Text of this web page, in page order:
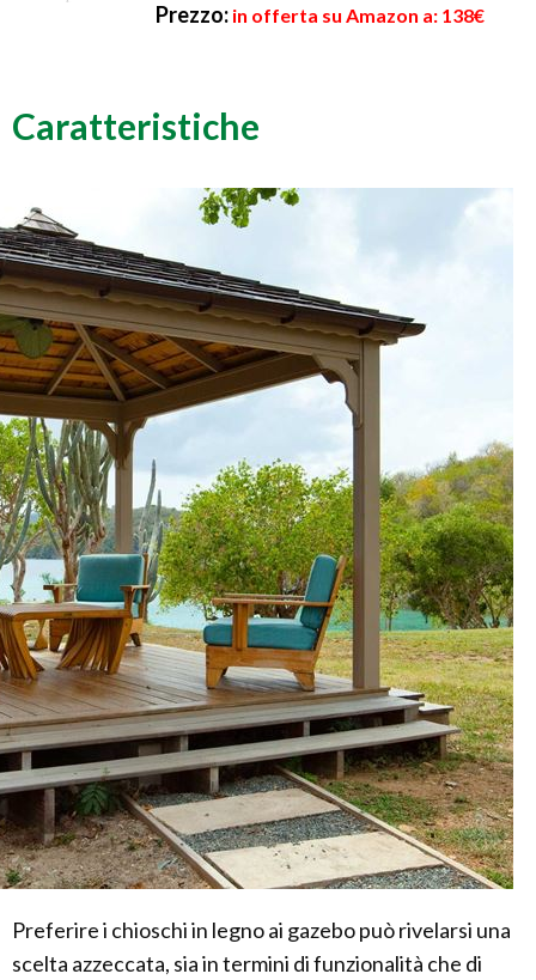
Prezzo: in offerta su Amazon a: 138€
Caratteristiche
Preferire i chioschi in legno ai gazebo può rivelarsi una
scelta azzeccata, sia in termini di funzionalità che di